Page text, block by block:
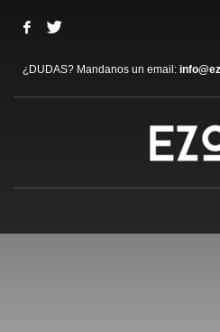
¿DUDAS? Mandanos un email: